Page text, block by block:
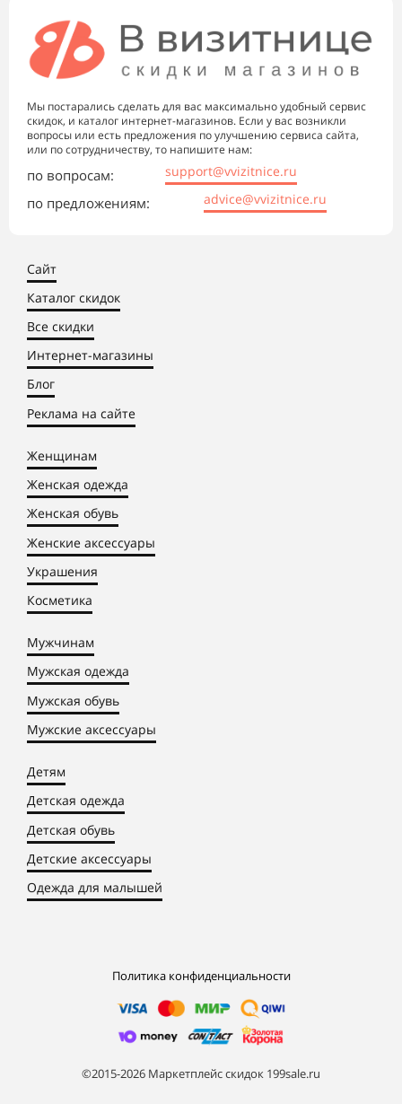
Мы постарались сделать для вас максимально удобный сервис
скидок, и каталог интернет-магазинов. Если у вас возникли
вопросы или есть предложения по улучшению сервиса сайта,
или по сотрудничеству, то напишите нам:
по вопросам: support@vvizitnice.ru
по предложениям: advice@vvizitnice.ru
Сайт
Каталог скидок
Все скидки
Интернет-магазины
Блог
Реклама на сайте
Женщинам
Женская одежда
Женская обувь
Женские аксессуары
Украшения
Косметика
Мужчинам
Мужская одежда
Мужская обувь
Мужские аксессуары
Детям
Детская одежда
Детская обувь
Детские аксессуары
Одежда для малышей
Политика конфиденциальности
©2015-2026 Маркетплейс скидок 199sale.ru